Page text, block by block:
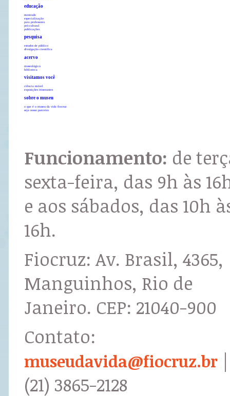
educação
mestrado
especialização
para professores
pró-cultural
publicações
pesquisa
estudos de público
divulgação científica
acervo
museológico
biblioteca
visitamos você
ciência móvel
exposições itinerantes
sobre o museu
o que é o museu da vida fiocruz
seja nosso parceiro
Funcionamento: de
sexta-feira, das 9h às
e aos sábados, das 10h
16h.
Fiocruz: Av. Brasil, 4365,
Manguinhos, Rio de
Janeiro. CEP: 21040-900
Contato:
museudavida@fiocruz.br |
(21) 3865-2128